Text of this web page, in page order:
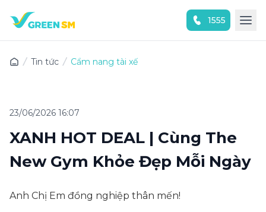
1555
Tin tức Cẩm nang tài xế
23/06/2026 16:07
XANH HOT DEAL | Cùng The
New Gym Khỏe Đẹp Mỗi Ngày
Anh Chị Em đồng nghiệp thân mến!